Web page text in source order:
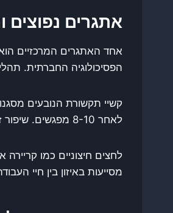
אתגרים נפוצים
אחד האתגרים המרכזיים
הפסיכולוגיה החברתית.
לאחר 8-10 מפגשים. שיפור זה משפיע לטובה גם על תחומי חיים נוספים.
לחצים חיצוניים כמו
מסייעות באיזון בין חיי